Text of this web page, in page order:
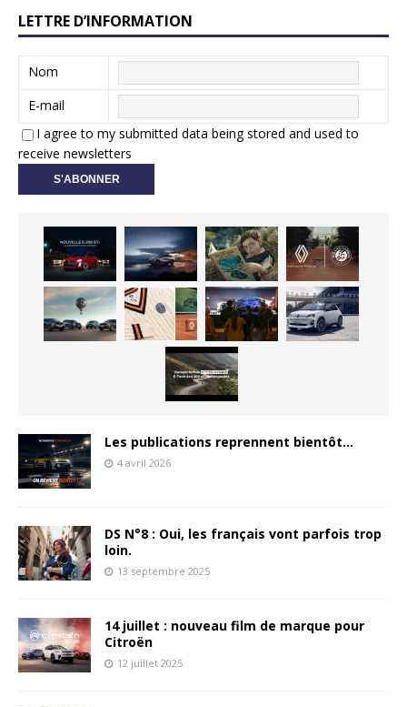
LETTRE D’INFORMATION
Nom
E-mail
I agree to my submitted data being stored and used to
receive newsletters
Les publications reprennent bientôt…
4 avril 2026
DS N°8 : Oui, les français vont parfois trop
loin.
13 septembre 2025
14 juillet : nouveau film de marque pour
Citroën
12 juillet 2025